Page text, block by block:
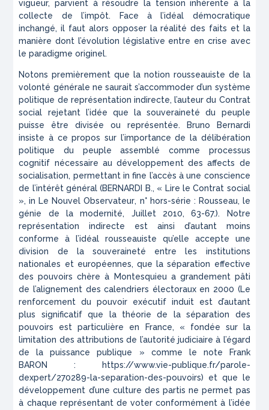
vigueur, parvient à résoudre la tension inhérente à la
collecte de l’impôt. Face à l’idéal démocratique
inchangé, il faut alors opposer la réalité des faits et la
manière dont l’évolution législative entre en crise avec
le paradigme originel.
Notons premièrement que la notion rousseauiste de la
volonté générale ne saurait s’accommoder d’un système
politique de représentation indirecte, l’auteur du Contrat
social rejetant l’idée que la souveraineté du peuple
puisse être divisée ou représentée. Bruno Bernardi
insiste à ce propos sur l’importance de la délibération
politique du peuple assemblé comme processus
cognitif nécessaire au développement des affects de
socialisation, permettantin fine l’accès à une conscience
de l’intérêt général (BERNARDI B., « Lire le Contrat social
», in Le Nouvel Observateur, n° hors-série : Rousseau, le
génie de la modernité, Juillet 2010, 63-67.). Notre
représentation indirecte est ainsi d’autant moins
conforme à l’idéal rousseauiste qu’elle accepte une
division de la souveraineté entre les institutions
nationales et européennes, que la séparation effective
des pouvoirs chère à Montesquieu a grandement pâti
de l’alignement des calendriers électoraux en 2000 (Le
renforcement du pouvoir exécutif induit est d’autant
plus significatif que la théorie de la séparation des
pouvoirs est particulière en France, « fondée sur la
limitation des attributions de l’autorité judiciaire à l’égard
de la puissance publique » comme le note Frank
BARON : https://www.vie-publique.fr/parole-
dexpert/270289-la-separation-des-pouvoirs) et que le
développement d’une culture des partis ne permet pas
à chaque représentant de voter conformément à l’idée